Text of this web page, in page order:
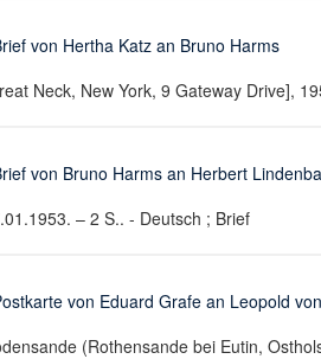
von Hertha Katz an Bruno Harms
Neck, New York, 9 Gateway Drive],
von Bruno Harms an Herbert
– 2 S.. - Deutsch ; Brief
von Eduard Grafe an Leopold
(Rothensande bei Eutin,